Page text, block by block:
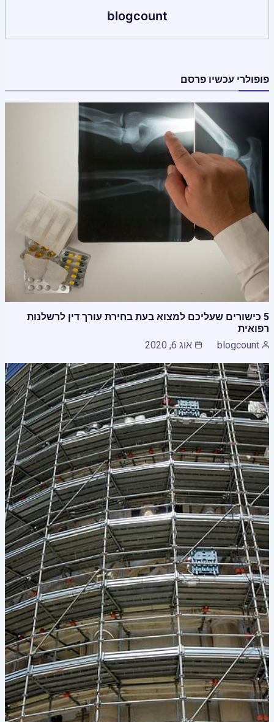
blogcount
פופולרי עכשיו פרסם
5 כישורים שעליכם למצוא בעת בחירת עורך דין לרשלנות
רפואית
blogcount
אוג 6, 2020